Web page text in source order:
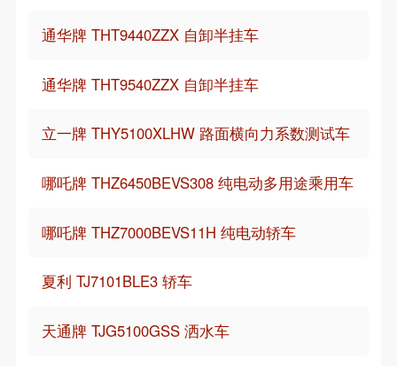
通华牌 THT9440ZZX 自卸半挂车
通华牌 THT9540ZZX 自卸半挂车
立一牌 THY5100XLHW 路面横向力系数测试车
哪吒牌 THZ6450BEVS308 纯电动多用途乘用车
哪吒牌 THZ7000BEVS11H 纯电动轿车
夏利 TJ7101BLE3 轿车
天通牌 TJG5100GSS 洒水车